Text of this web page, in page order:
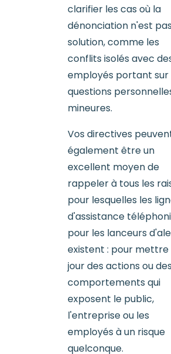
clarifier les cas où la
dénonciation n'est
solution, comme les
conflits isolés avec
employés portant sur
questions
mineures.
Vos directives
également être un
excellent moyen de
rappeler à tous les
pour lesquelles les
d'assistance
pour les lanceurs
existent : pour mettre
jour des actions ou des
comportements qui
exposent le public,
l'entreprise ou les
employés à un risque
quelconque.